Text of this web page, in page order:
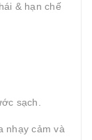
& hạn chế
sạch.
nhạy cảm và